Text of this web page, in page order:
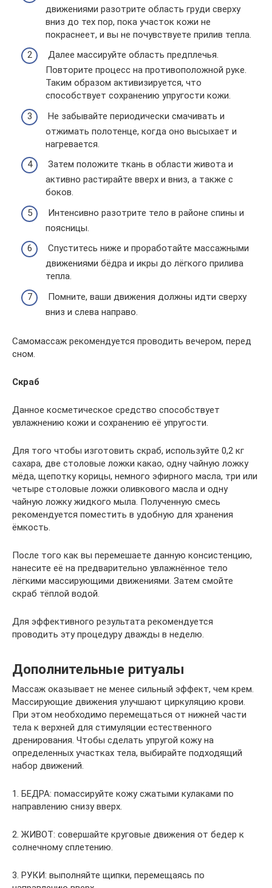
движениями разотрите область груди сверху
вниз до тех пор, пока участок кожи не
покраснеет, и вы не почувствуете прилив тепла.
Далее массируйте область предплечья.
Повторите процесс на противоположной руке.
Таким образом активизируется, что
способствует сохранению упругости кожи.
Не забывайте периодически смачивать и
отжимать полотенце, когда оно высыхает и
нагревается.
Затем положите ткань в области живота и
активно растирайте вверх и вниз, а также с
боков.
Интенсивно разотрите тело в районе спины и
поясницы.
Спуститесь ниже и проработайте массажными
движениями бёдра и икры до лёгкого прилива
тепла.
Помните, ваши движения должны идти сверху
вниз и слева направо.
Самомассаж рекомендуется проводить вечером, перед
сном.
Скраб
Данное косметическое средство способствует
увлажнению кожи и сохранению её упругости.
Для того чтобы изготовить скраб, используйте 0,2 кг
сахара, две столовые ложки какао, одну чайную ложку
мёда, щепотку корицы, немного эфирного масла, три или
четыре столовые ложки оливкового масла и одну
чайную ложку жидкого мыла. Полученную смесь
рекомендуется поместить в удобную для хранения
ёмкость.
После того как вы перемешаете данную консистенцию,
нанесите её на предварительно увлажнённое тело
лёгкими массирующими движениями. Затем смойте
скраб тёплой водой.
Для эффективного результата рекомендуется
проводить эту процедуру дважды в неделю.
Дополнительные ритуалы
Массаж оказывает не менее сильный эффект, чем крем.
Массирующие движения улучшают циркуляцию крови.
При этом необходимо перемещаться от нижней части
тела к верхней для стимуляции естественного
дренирования. Чтобы сделать упругой кожу на
определенных участках тела, выбирайте подходящий
набор движений.
1. БЕДРА: помассируйте кожу сжатыми кулаками по
направлению снизу вверх.
2. ЖИВОТ: совершайте круговые движения от бедер к
солнечному сплетению.
3. РУКИ: выполняйте щипки, перемещаясь по